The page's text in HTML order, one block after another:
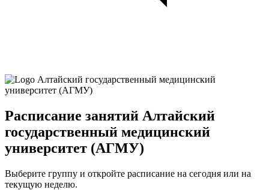
Расписание занятий Алтайский
государственный медицинский
университет (АГМУ)
Выберите группу и откройте расписание на сегодня или на
текущую неделю.